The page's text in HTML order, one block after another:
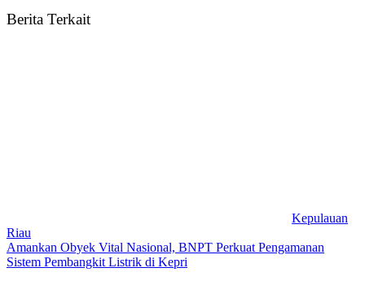
Berita Terkait
Kepulauan
Riau
Amankan Obyek Vital Nasional, BNPT Perkuat Pengamanan
Sistem Pembangkit Listrik di Kepri